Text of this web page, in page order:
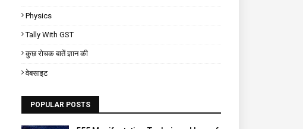
Physics
Tally With GST
कुछ रोचक बातें ज्ञान की
वेबसाइट
POPULAR POSTS